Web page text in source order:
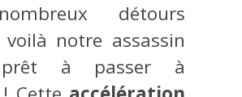
détours
voilà notre assassin
à passer à